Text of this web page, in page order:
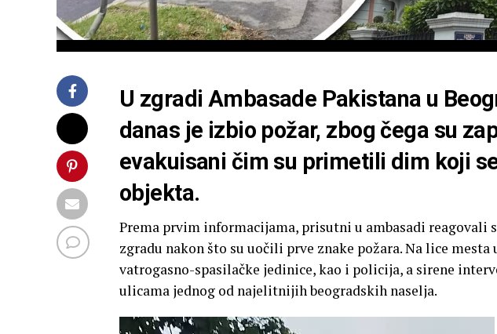
U zgradi Ambasade Pakistana u
danas je izbio požar, zbog čega su
evakuisani čim su primetili dim koji
objekta.
Prema prvim informacijama, prisutni u ambasadi reagovali
zgradu nakon što su uočili prve znake požara. Na lice
vatrogasno-spasilačke jedinice, kao i policija, a sirene
ulicama jednog od najelitnijih beogradskih naselja.
Прегледач